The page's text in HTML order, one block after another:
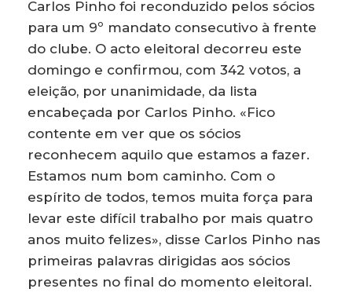
Carlos Pinho foi reconduzido pelos sócios
para um 9º mandato consecutivo à frente
do clube. O acto eleitoral decorreu este
domingo e confirmou, com 342 votos, a
eleição, por unanimidade, da lista
encabeçada por Carlos Pinho. «Fico
contente em ver que os sócios
reconhecem aquilo que estamos a fazer.
Estamos num bom caminho. Com o
espírito de todos, temos muita força para
levar este difícil trabalho por mais quatro
anos muito felizes», disse Carlos Pinho nas
primeiras palavras dirigidas aos sócios
presentes no final do momento eleitoral.